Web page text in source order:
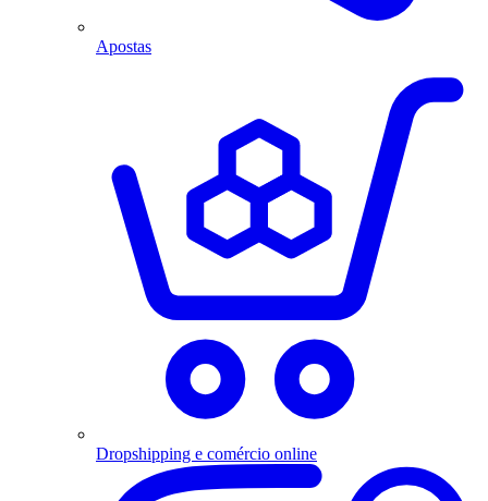
Apostas
Dropshipping e comércio online